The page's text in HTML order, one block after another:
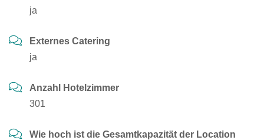
ja
Externes Catering
ja
Anzahl Hotelzimmer
301
Wie hoch ist die Gesamtkapazität der Location